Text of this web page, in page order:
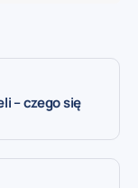
– czego się